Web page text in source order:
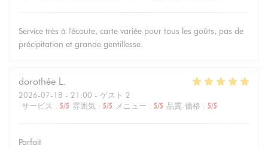
Service très à l'écoute, carte variée pour tous les goûts, pas de
précipitation et grande gentillesse.
dorothée L
2026-07-18 - 21:00 - ゲスト 2
サービス : 5/5 雰囲気 : 5/5 メニュー : 5/5 品質-価格 : 5/5
Parfait